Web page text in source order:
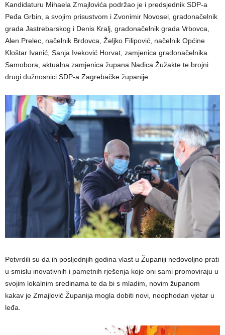
Kandidaturu Mihaela Zmajlovića podržao je i predsjednik SDP-a
Peđa Grbin, a svojim prisustvom i Zvonimir Novosel, gradonačelnik
grada Jastrebarskog i Denis Kralj, gradonačelnik grada Vrbovca,
Alen Prelec, načelnik Brdovca, Željko Filipović, načelnik Općine
Kloštar Ivanić, Sanja Iveković Horvat, zamjenica gradonačelnika
Samobora, aktualna zamjenica župana Nadica Žužakte te brojni
drugi dužnosnici SDP-a Zagrebačke županije.
Potvrdili su da ih posljednjih godina vlast u Županiji nedovoljno prati
u smislu inovativnih i pametnih rješenja koje oni sami promoviraju u
svojim lokalnim sredinama te da bi s mladim, novim županom
kakav je Zmajlović Županija mogla dobiti novi, neophodan vjetar u
leđa.